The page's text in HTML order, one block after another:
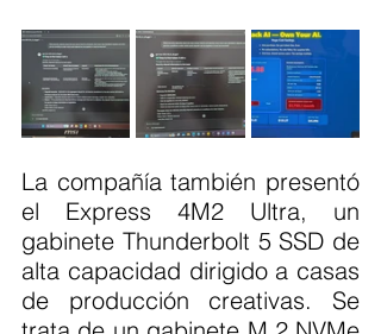
La compañía también presentó
el Express 4M2 Ultra, un
gabinete Thunderbolt 5 SSD de
alta capacidad dirigido a casas
de producción creativas. Se